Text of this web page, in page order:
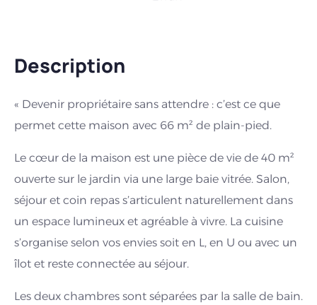
Description
« Devenir propriétaire sans attendre : c’est ce que
permet cette maison avec 66 m² de plain-pied.
Le cœur de la maison est une pièce de vie de 40 m²
ouverte sur le jardin via une large baie vitrée. Salon,
séjour et coin repas s’articulent naturellement dans
un espace lumineux et agréable à vivre. La cuisine
s’organise selon vos envies soit en L, en U ou avec un
îlot et reste connectée au séjour.
Les deux chambres sont séparées par la salle de bain.